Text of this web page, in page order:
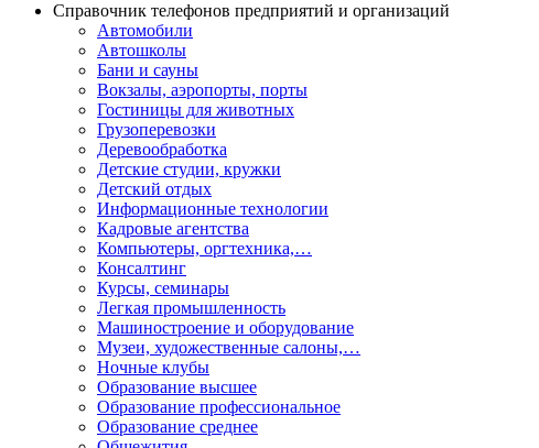
Справочник телефонов предприятий и организаций
Автомобили
Автошколы
Бани и сауны
Вокзалы, аэропорты, порты
Гостиницы для животных
Грузоперевозки
Деревообработка
Детские студии, кружки
Детский отдых
Информационные технологии
Кадровые агентства
Компьютеры, оргтехника,…
Консалтинг
Курсы, семинары
Легкая промышленность
Машиностроение и оборудование
Музеи, художественные салоны,…
Ночные клубы
Образование высшее
Образование профессиональное
Образование среднее